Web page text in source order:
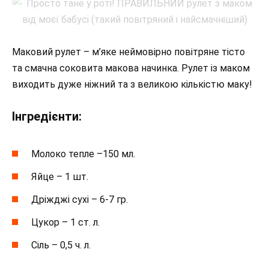
Маковий рулет – м’яке неймовірно повітряне тісто
та смачна соковита макова начинка. Рулет із маком
виходить дуже ніжний та з великою кількістю маку!
Інгредієнти:
Молоко тепле –150 мл.
Яйце – 1 шт.
Дріжджі сухі – 6-7 гр.
Цукор – 1 ст. л.
Сіль – 0,5 ч. л.